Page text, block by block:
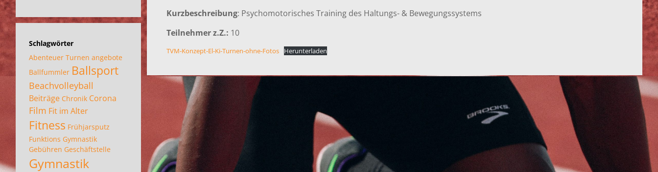
Kurzbeschreibung: Psychomotorisches Training des Haltungs- & Bewegungssystems
Teilnehmer z.Z.: 10
TVM-Konzept-El-Ki-Turnen-ohne-Fotos Herunterladen
Schlagwörter
Abenteuer Turnen angebote
Ballfummler Ballsport
Beachvolleyball
Beiträge Chronik Corona
Film Fit im Alter
Fitness Frühjarsputz
Funktions Gymnastik
Gebühren Geschäftstelle
Gymnastik